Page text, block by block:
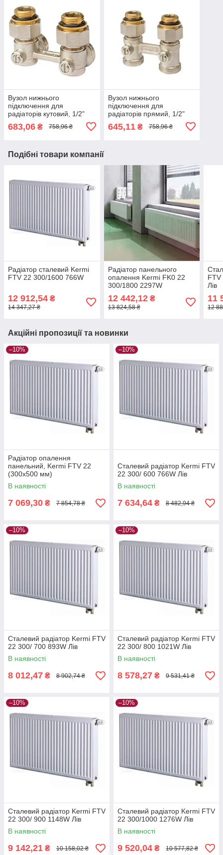
Вузол нижнього
підключення для
радіаторів кутовий, 1/2"
683,06 ₴ 758,96 ₴
Вузол нижнього
підключення для
радіаторів прямий, 1/2"
645,11₴ 758,96 ₴
Подібні товари компанії
Радіатор сталевий Kermi
FTV 22 300/1600 766W
12 912,54 ₴
14 347,27 ₴
Радіатор панельного
опалення Kermi FK0 22
300/1800 2297W
12 442,12₴
13 824,58 ₴
FTV
Лів
11
12
Акційні пропозиції та новинки
–10%
Радіатор опалення
панельний, Kermi FTV 22
(300х500 мм)
В наявності
7 069,30 ₴ 7 854,78 ₴
–10%
Сталевий радіатор Kermi FTV
22 300/ 600 766W Лів
В наявності
7 634,64 ₴ 8 482,94 ₴
–10%
Сталевий радіатор Kermi FTV
22 300/ 700 893W Лів
В наявності
8 012,47 ₴ 8 902,74 ₴
–10%
Сталевий радіатор Kermi FTV
22 300/ 800 1021W Лів
В наявності
8 578,27 ₴ 9 531,41 ₴
–10%
Сталевий радіатор Kermi FTV
22 300/ 900 1148W Лів
В наявності
9 142,21 ₴ 10 158,02 ₴
–10%
Сталевий радіатор Kermi FTV
22 300/1000 1276W Лів
В наявності
9 520,04 ₴ 10 577,82 ₴